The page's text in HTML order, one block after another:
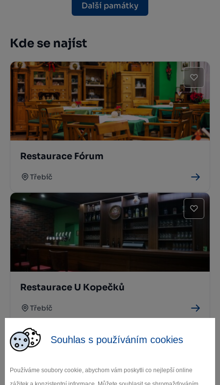
Souhlas s používáním cookies
Používáme soubory cookie, abychom vám poskytli co nejlepší online
Další památky
Kde se najíst
Restaurace Fórum
Třebíč
Restaurace U Kopečků
Třebíč